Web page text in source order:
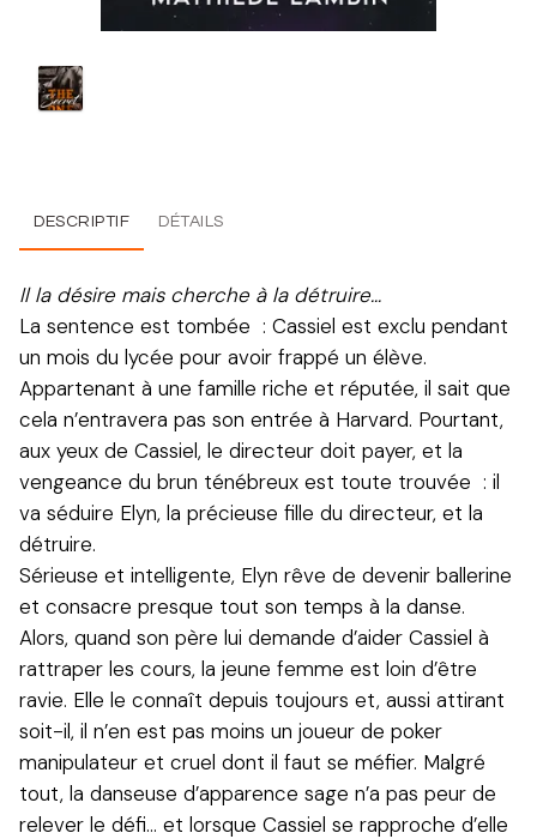
DESCRIPTIF DÉTAILS
Il la désire mais cherche à la détruire…
La sentence est tombée : Cassiel est exclu pendant
un mois du lycée pour avoir frappé un élève.
Appartenant à une famille riche et réputée, il sait que
cela n’entravera pas son entrée à Harvard. Pourtant,
aux yeux de Cassiel, le directeur doit payer, et la
vengeance du brun ténébreux est toute trouvée : il
va séduire Elyn, la précieuse fille du directeur, et la
détruire.
Sérieuse et intelligente, Elyn rêve de devenir ballerine
et consacre presque tout son temps à la danse.
Alors, quand son père lui demande d’aider Cassiel à
rattraper les cours, la jeune femme est loin d’être
ravie. Elle le connaît depuis toujours et, aussi attirant
soit-il, il n’en est pas moins un joueur de poker
manipulateur et cruel dont il faut se méfier. Malgré
tout, la danseuse d’apparence sage n’a pas peur de
relever le défi… et lorsque Cassiel se rapproche d’elle